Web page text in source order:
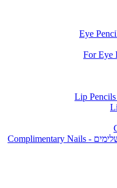
- מוצרי ציפורניים משלימים - Complimentary Nails